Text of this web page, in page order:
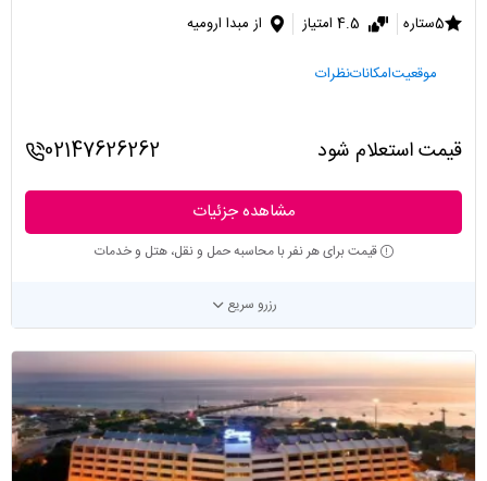
5ستاره 4.5 امتیاز از مبدا ارومیه
موقعیتامکاناتنظرات
قیمت استعلام شود 02147626262
مشاهده جزئیات
قیمت برای هر نفر با محاسبه حمل و نقل، هتل و خدمات
رزرو سریع